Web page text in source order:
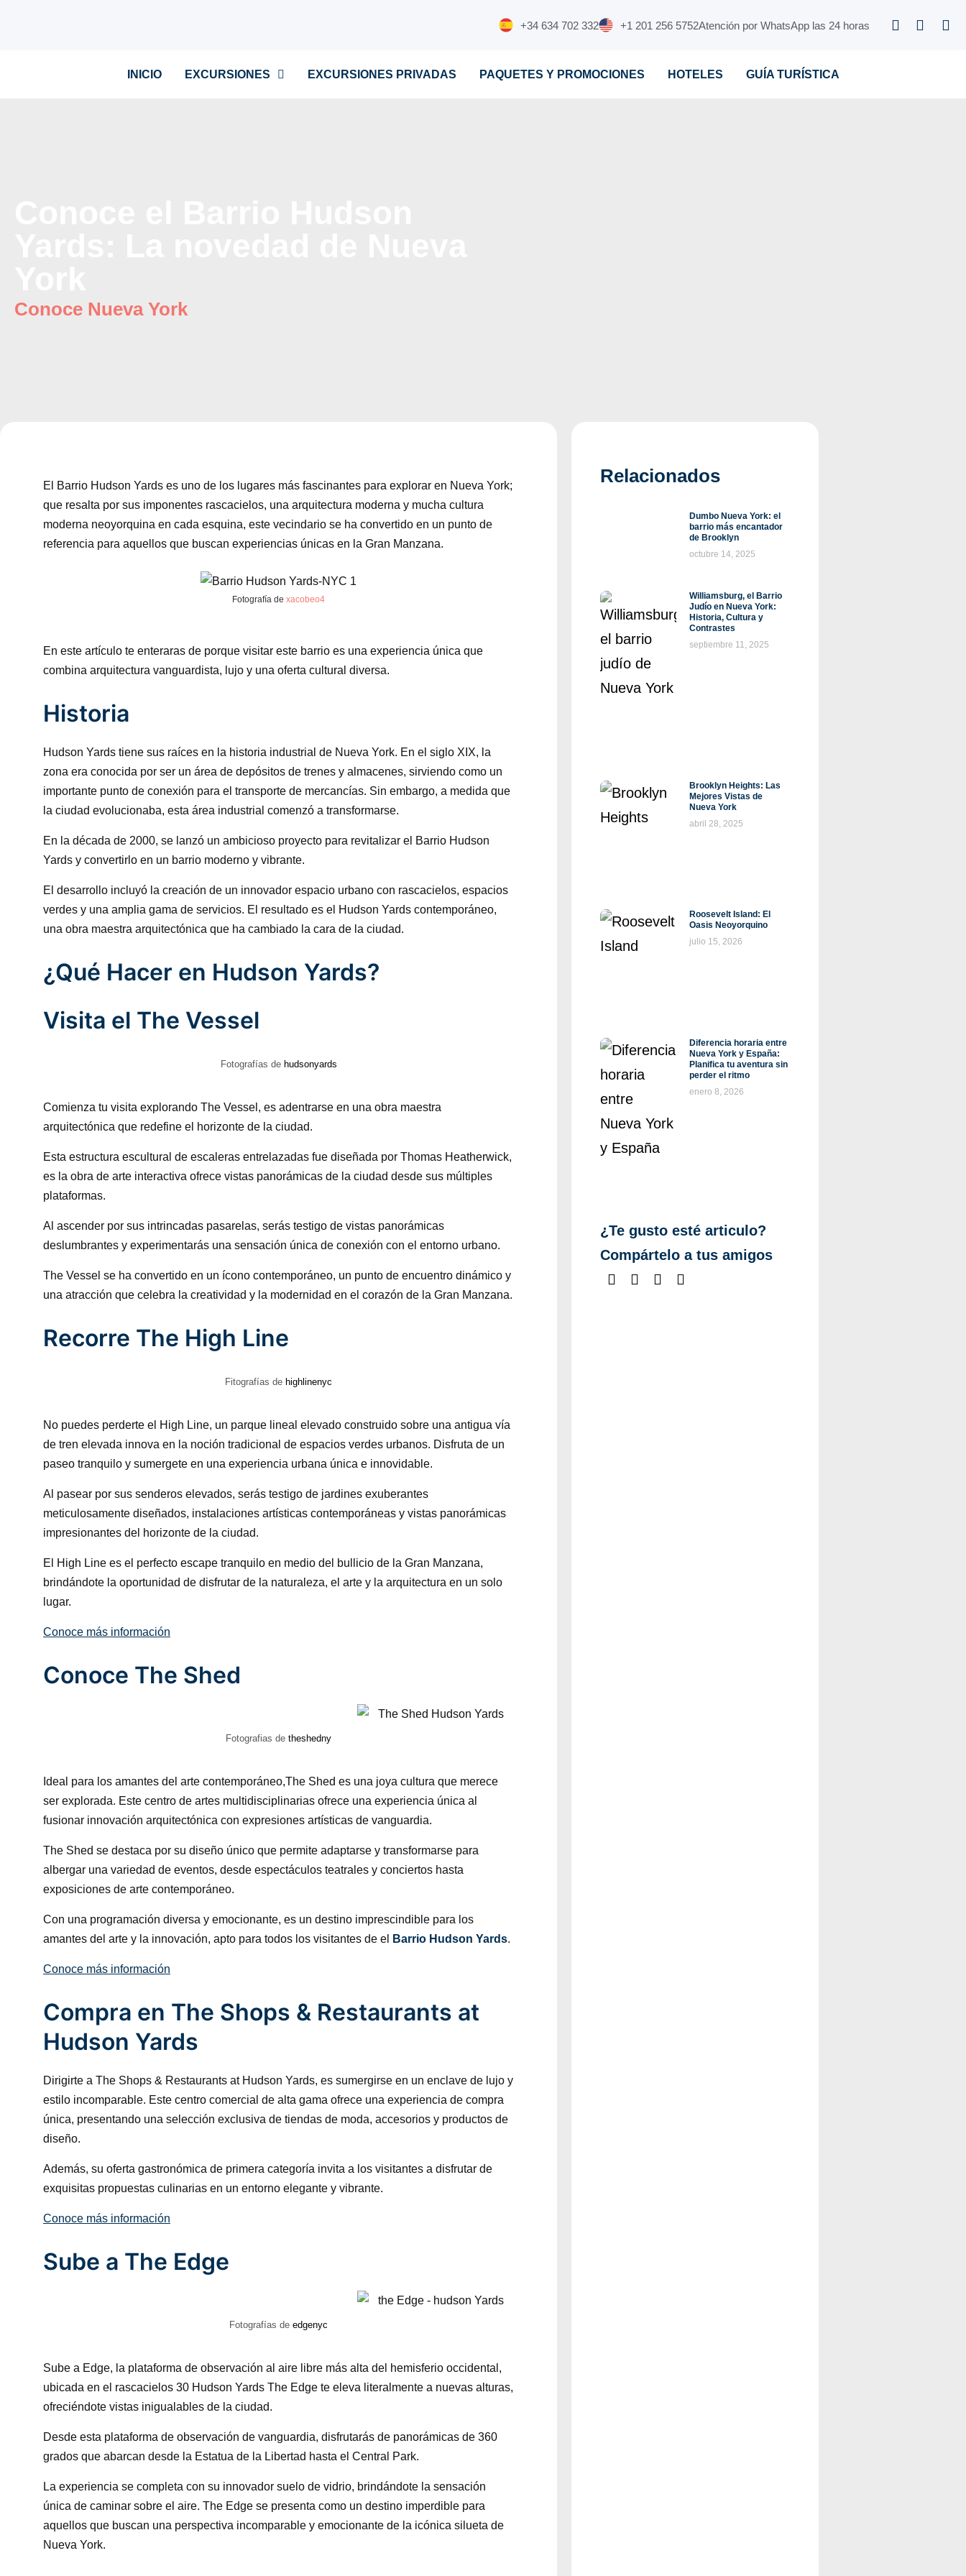
+34 634 702 332 +1 201 256 5752Atención por WhatsApp las 24 horas
INICIO EXCURSIONES EXCURSIONES PRIVADAS PAQUETES Y PROMOCIONES HOTELES GUÍA TURÍSTICA
Conoce Nueva York
El Barrio Hudson Yards es uno de los lugares más fascinantes para explorar en Nueva York;
que resalta por sus imponentes rascacielos, una arquitectura moderna y mucha cultura
moderna neoyorquina en cada esquina, este vecindario se ha convertido en un punto de
referencia para aquellos que buscan experiencias únicas en la Gran Manzana.
Fotografía de xacobeo4
En este artículo te enteraras de porque visitar este barrio es una experiencia única que
combina arquitectura vanguardista, lujo y una oferta cultural diversa.
Historia
Hudson Yards tiene sus raíces en la historia industrial de Nueva York. En el siglo XIX, la
zona era conocida por ser un área de depósitos de trenes y almacenes, sirviendo como un
importante punto de conexión para el transporte de mercancías. Sin embargo, a medida que
la ciudad evolucionaba, esta área industrial comenzó a transformarse.
En la década de 2000, se lanzó un ambicioso proyecto para revitalizar el Barrio Hudson
Yards y convertirlo en un barrio moderno y vibrante.
El desarrollo incluyó la creación de un innovador espacio urbano con rascacielos, espacios
verdes y una amplia gama de servicios. El resultado es el Hudson Yards contemporáneo,
una obra maestra arquitectónica que ha cambiado la cara de la ciudad.
¿Qué Hacer en Hudson Yards?
Visita el The Vessel
Fotografías de hudsonyards
Comienza tu visita explorando The Vessel, es adentrarse en una obra maestra
arquitectónica que redefine el horizonte de la ciudad.
Esta estructura escultural de escaleras entrelazadas fue diseñada por Thomas Heatherwick,
es la obra de arte interactiva ofrece vistas panorámicas de la ciudad desde sus múltiples
plataformas.
Al ascender por sus intrincadas pasarelas, serás testigo de vistas panorámicas
deslumbrantes y experimentarás una sensación única de conexión con el entorno urbano.
The Vessel se ha convertido en un ícono contemporáneo, un punto de encuentro dinámico y
una atracción que celebra la creatividad y la modernidad en el corazón de la Gran Manzana.
Recorre The High Line
Fitografías de highlinenyc
No puedes perderte el High Line, un parque lineal elevado construido sobre una antigua vía
de tren elevada innova en la noción tradicional de espacios verdes urbanos. Disfruta de un
paseo tranquilo y sumergete en una experiencia urbana única e innovidable.
Al pasear por sus senderos elevados, serás testigo de jardines exuberantes
meticulosamente diseñados, instalaciones artísticas contemporáneas y vistas panorámicas
impresionantes del horizonte de la ciudad.
El High Line es el perfecto escape tranquilo en medio del bullicio de la Gran Manzana,
brindándote la oportunidad de disfrutar de la naturaleza, el arte y la arquitectura en un solo
lugar.
Conoce más información
Conoce The Shed
Fotografias detheshedny
Ideal para los amantes del arte contemporáneo,The Shed es una joya cultura que merece
ser explorada. Este centro de artes multidisciplinarias ofrece una experiencia única al
fusionar innovación arquitectónica con expresiones artísticas de vanguardia.
The Shed se destaca por su diseño único que permite adaptarse y transformarse para
albergar una variedad de eventos, desde espectáculos teatrales y conciertos hasta
exposiciones de arte contemporáneo.
Con una programación diversa y emocionante, es un destino imprescindible para los
amantes del arte y la innovación, apto para todos los visitantes de el
Barrio Hudson Yards.
Conoce más información
Compra en The Shops & Restaurants at
Hudson Yards
Dirigirte a The Shops & Restaurants at Hudson Yards, es sumergirse en un enclave de lujo y
estilo incomparable. Este centro comercial de alta gama ofrece una experiencia de compra
única, presentando una selección exclusiva de tiendas de moda, accesorios y productos de
diseño.
Además, su oferta gastronómica de primera categoría invita a los visitantes a disfrutar de
exquisitas propuestas culinarias en un entorno elegante y vibrante.
Conoce más información
Sube a The Edge
Fotografías deedgenyc
Sube a Edge, la plataforma de observación al aire libre más alta del hemisferio occidental,
ubicada en el rascacielos 30 Hudson Yards The Edge te eleva literalmente a nuevas alturas,
ofreciéndote vistas inigualables de la ciudad.
Desde esta plataforma de observación de vanguardia, disfrutarás de panorámicas de 360
grados que abarcan desde la Estatua de la Libertad hasta el Central Park.
La experiencia se completa con su innovador suelo de vidrio, brindándote la sensación
única de caminar sobre el aire. The Edge se presenta como un destino imperdible para
aquellos que buscan una perspectiva incomparable y emocionante de la icónica silueta de
Nueva York.
Relacionados
Dumbo Nueva York: el
barrio más encantador
de Brooklyn
octubre 14, 2025
Williamsburg, el Barrio
Judío en Nueva York:
Historia, Cultura y
Contrastes
septiembre 11, 2025
Brooklyn Heights: Las
Mejores Vistas de
Nueva York
abril 28, 2025
Roosevelt Island: El
Oasis Neoyorquino
julio 15, 2026
Diferencia horaria entre
Nueva York y España:
Planifica tu aventura sin
perder el ritmo
enero 8, 2026
¿Te gusto esté articulo?
Compártelo a tus amigos